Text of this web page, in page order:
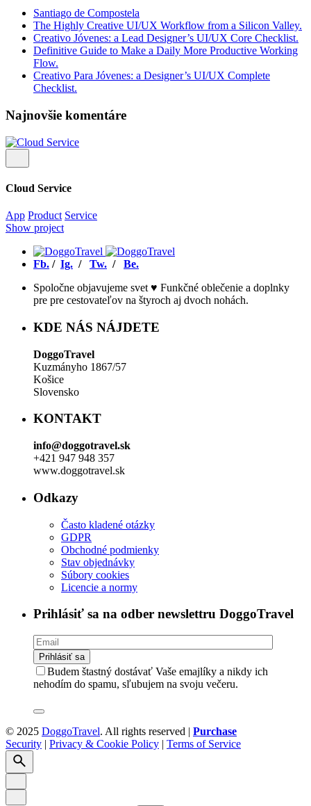
Santiago de Compostela
The Highly Creative UI/UX Workflow from a Silicon Valley.
Creativo Jóvenes: a Lead Designer’s UI/UX Core Checklist.
Definitive Guide to Make a Daily More Productive Working
Flow.
Creativo Para Jóvenes: a Designer’s UI/UX Complete
Checklist.
Najnovšie komentáre
Cloud Service
App Product Service
Show project
Fb. / Ig. / Tw. / Be.
Spoločne objavujeme svet ♥ Funkčné oblečenie a doplnky
pre pre cestovateľov na štyroch aj dvoch nohách.
KDE NÁS NÁJDETE
DoggoTravel
Kuzmányho 1867/57
Košice
Slovensko
KONTAKT
info@doggotravel.sk
+421 947 948 357
www.doggotravel.sk
Odkazy
Často kladené otázky
GDPR
Obchodné podmienky
Stav objednávky
Súbory cookies
Licencie a normy
Prihlásiť sa na odber newslettru DoggoTravel
Budem štastný dostávať Vaše emajlíky a nikdy ich
nehodím do spamu, sľubujem na svoju večeru.
© 2025 DoggoTravel. All rights reserved | Purchase
Security | Privacy & Cookie Policy | Terms of Service